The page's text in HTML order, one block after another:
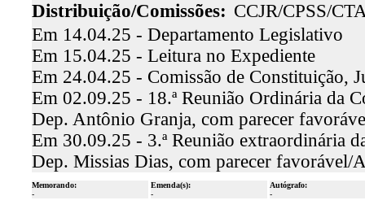
Distribuição/Comissões: CCJR/CPSS/
Em 14.04.25 - Departamento Legislativo
Em 15.04.25 - Leitura no Expediente
Em 24.04.25 - Comissão de Constituição,
Em 02.09.25 - 18.ª Reunião Ordinária da
Dep. Antônio Granja, com parecer
Em 30.09.25 - 3.ª Reunião extraordinária
Dep. Missias Dias, com parecer favorável/
Memorando:
-
Emenda(s):
-
Autógrafo:
-